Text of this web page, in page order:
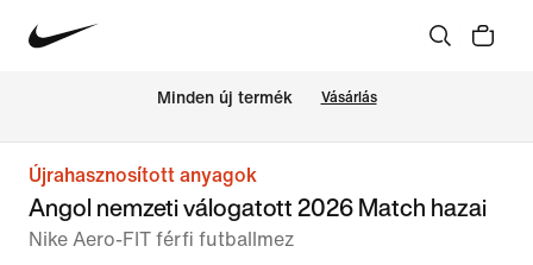
Minden új termék Vásárlás
Újrahasznosított anyagok
Angol nemzeti válogatott 2026 Match hazai
Nike Aero-FIT férfi futballmez